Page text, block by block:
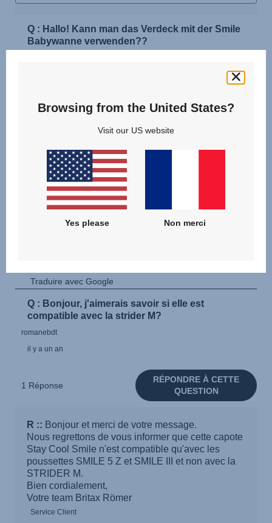
Browsing from the United States?
Visit our US website
Yes please Non merci